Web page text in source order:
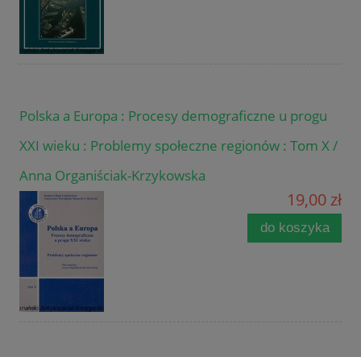
Polska a Europa : Procesy demograficzne u progu
XXI wieku : Problemy społeczne regionów : Tom X /
Anna Organiściak-Krzykowska
19,00 zł
do koszyka